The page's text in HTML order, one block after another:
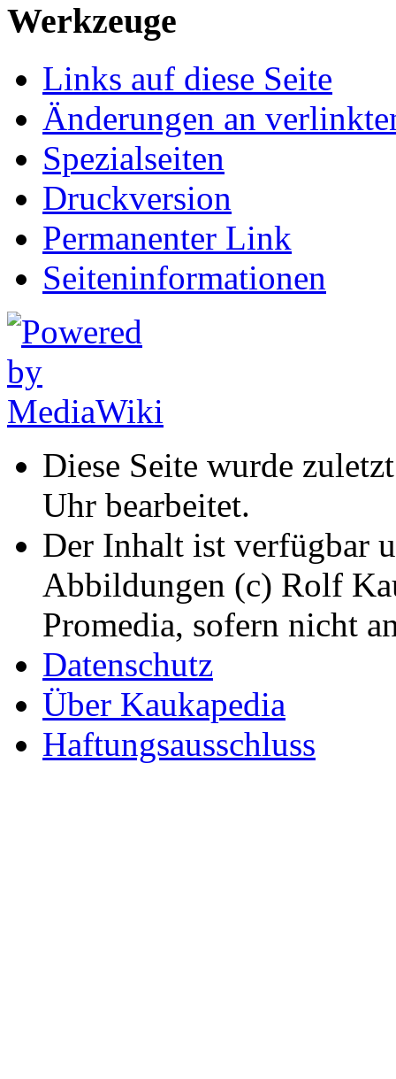
Werkzeuge
Links auf diese Seite
Änderungen an
Spezialseiten
Druckversion
Permanenter Link
Seiten­informationen
Diese Seite wurde
Uhr bearbeitet.
Der Inhalt ist verfügbar
Abbildungen (c) Rolf
Promedia, sofern nicht
Datenschutz
Über Kaukapedia
Haftungsausschluss